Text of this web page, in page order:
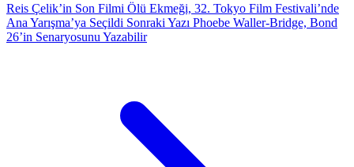
Reis Çelik’in Son Filmi Ölü Ekmeği, 32. Tokyo Film Festivali’nde
Ana Yarışma’ya Seçildi Sonraki Yazı Phoebe Waller-Bridge, Bond
26’in Senaryosunu Yazabilir